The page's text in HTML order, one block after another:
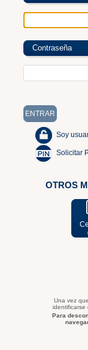
Contraseña
Soy
Solicitar
OTROS
Una vez
identificarse
Para